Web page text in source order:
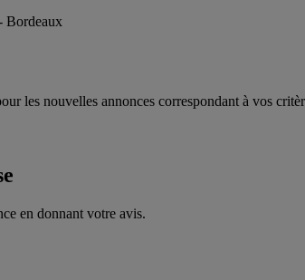
Bordeaux
les nouvelles annonces correspondant à vos
en donnant votre avis.